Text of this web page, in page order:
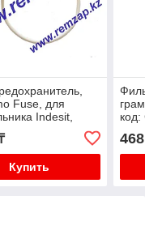
Fuse, для
Indesit,
C00851160
Купить
468